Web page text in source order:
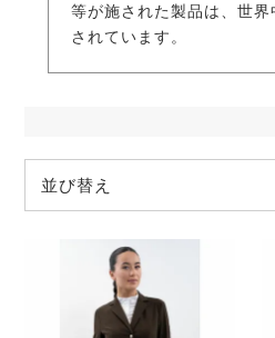
等が施された製品は、世
されています。
並び替え